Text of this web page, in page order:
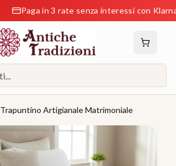
Paga in 3 rate senza interessi con Klarna
Trapuntino Artigianale Matrimoniale